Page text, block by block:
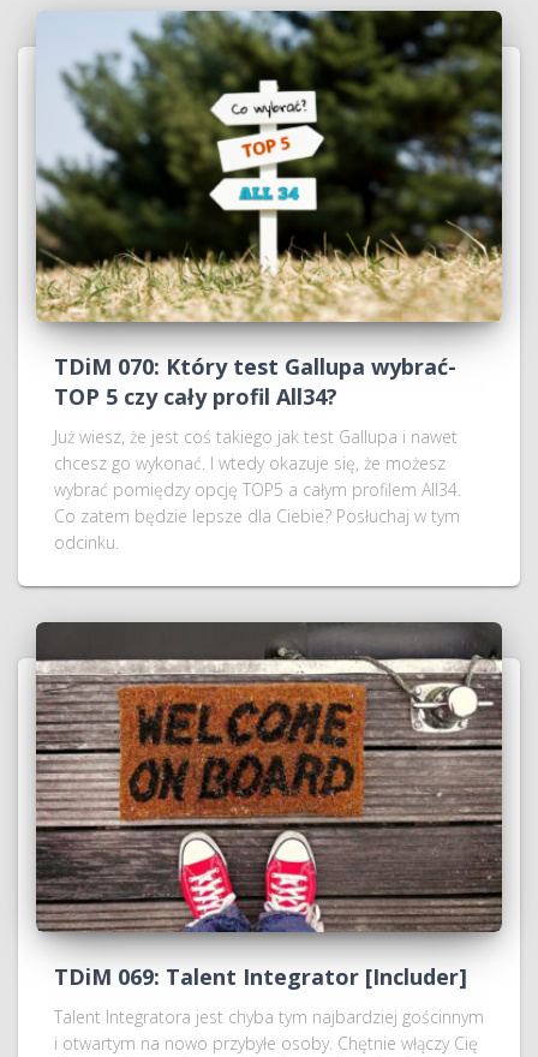
TDiM 070: Który test Gallupa wybrać-
TOP 5 czy cały profil All34?
Już wiesz, że jest coś takiego jak test Gallupa i nawet
chcesz go wykonać. I wtedy okazuje się, że możesz
wybrać pomiędzy opcję TOP5 a całym profilem All34.
Co zatem będzie lepsze dla Ciebie? Posłuchaj w tym
odcinku.
TDiM 069: Talent Integrator [Includer]
Talent Integratora jest chyba tym najbardziej gościnnym
i otwartym na nowo przybyłe osoby. Chętnie włączy Cię